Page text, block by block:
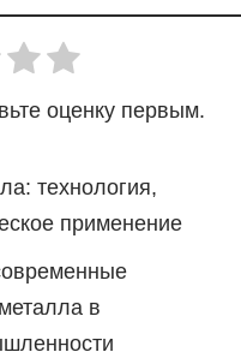
оценку первым.
технология,
применение
в